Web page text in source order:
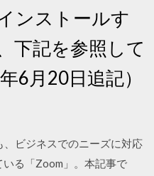
ンストールす
下記を参照して
6月20日追記）
ビジネスでのニーズに対応
る「Zoom」。本記事で